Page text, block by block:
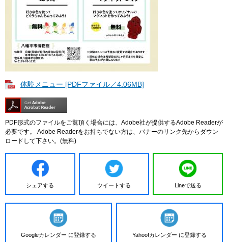
体験メニュー [PDFファイル／4.06MB]
PDF形式のファイルをご覧頂く場合には、Adobe社が提供するAdobe Readerが
必要です。
Adobe Readerをお持ちでない方は、バナーのリンク先からダウン
ロードして下さい。(無料)
シェアする ツイートする Lineで送る
Googleカレンダー に登録する Yahoo!カレンダー に登録する